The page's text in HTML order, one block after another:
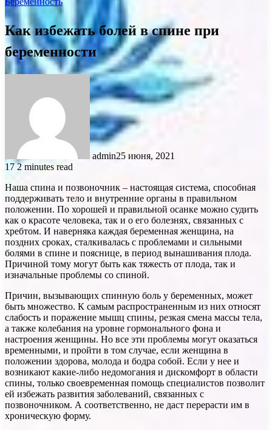
Как избежать болей в спине при
беременности
admin25 июня, 2021
172 minutes read
Наша спина и позвоночник – настоящая система, способная
поддерживать тело и внутренние органы в правильном
положении. По хорошей и правильной осанке можно судить
как о красоте человека, так и о его болезнях, связанных с
хребтом. И наверняка каждая беременная женщина, на
поздних сроках, сталкивалась с проблемами и сильными
болями в спине и пояснице, в период вынашивания плода.
Причиной тому могут быть как тяжесть от плода, так и
изначальные проблемы со спиной.
Причин, вызывающих спинную боль у беременных, может
быть множество. К самым распространенным из них относят
слабость и поражение мышц спины, резкая смена массы тела,
а также колебания на уровне гормонального фона и
настроения женщины. Но все эти проблемы могут оказаться
временными, и пройти в том случае, если женщина в
положении здорова, молода и бодра собой. Если у нее и
возникают какие-либо недомогания и дискомфорт в области
спины, только своевременная помощь специалистов позволит
ей избежать развития заболеваний, связанных с
позвоночником. А соответственно, не даст перерасти им в
хроническую форму.